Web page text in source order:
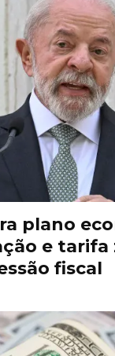
plano
e tarifa
fiscal